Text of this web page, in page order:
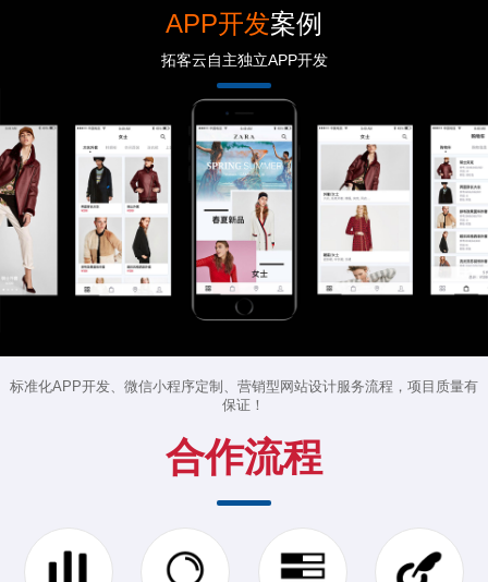
APP开发案例
拓客云自主独立APP开发
标准化APP开发、微信小程序定制、营销型网站设计服务流程，项目质量有
保证！
合作流程